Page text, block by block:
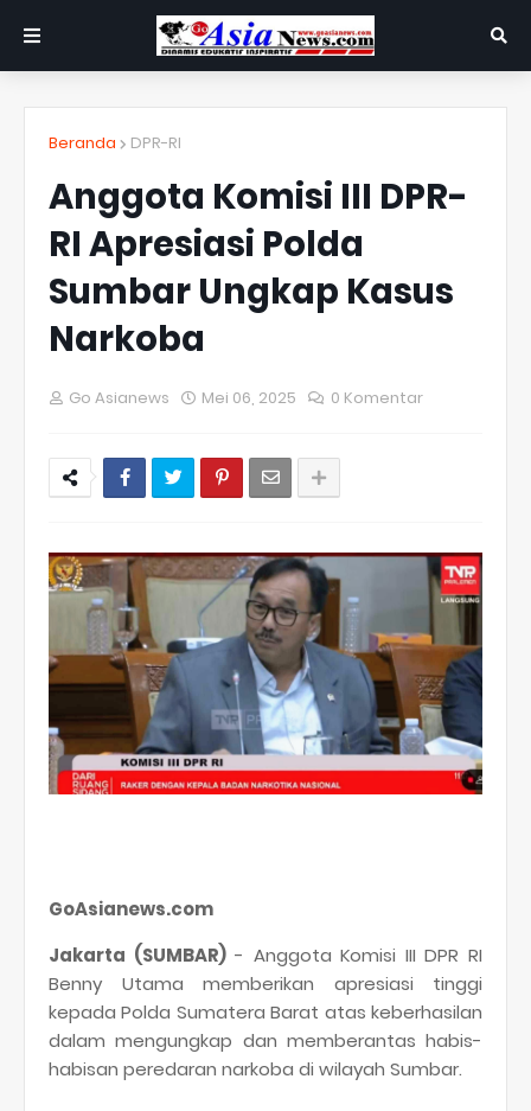
Beranda DPR-RI
Anggota Komisi III DPR-
RI Apresiasi Polda
Sumbar Ungkap Kasus
Narkoba
Go Asianews Mei 06, 2025 0 Komentar
GoAsianews.com
Jakarta (SUMBAR)- Anggota Komisi III DPR RI
Benny Utama memberikan apresiasi tinggi
kepada Polda Sumatera Barat atas keberhasilan
dalam mengungkap dan memberantas habis-
habisan peredaran narkoba di wilayah Sumbar.